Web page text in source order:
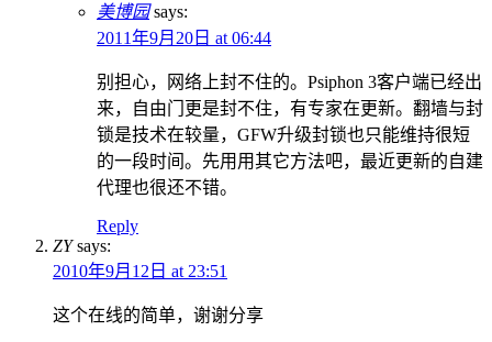
美博园 says:
2011年9月20日 at 06:44
别担心，网络上封不住的。Psiphon 3客户端已经出
来，自由门更是封不住，有专家在更新。翻墙与封
锁是技术在较量，GFW升级封锁也只能维持很短
的一段时间。先用用其它方法吧，最近更新的自建
代理也很还不错。
Reply
ZY says:
2010年9月12日 at 23:51
这个在线的简单，谢谢分享